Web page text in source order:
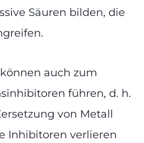
Säuren bilden, die
auch zum
führen, d. h.
von Metall
Inhibitoren verlieren